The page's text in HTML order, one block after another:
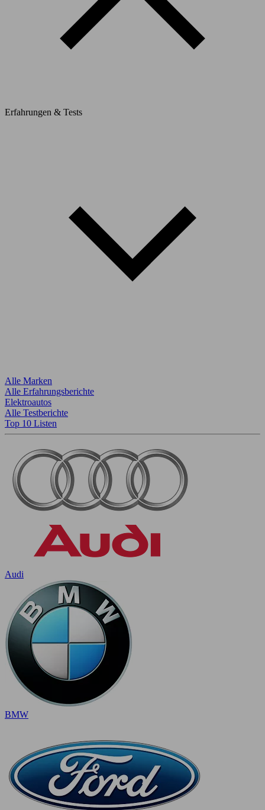
Erfahrungen & Tests
Alle Marken
Alle Erfahrungsberichte
Elektroautos
Alle Testberichte
Top 10 Listen
Audi
BMW